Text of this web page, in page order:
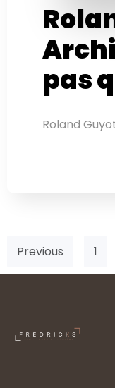
pas
Roland
Previous 1